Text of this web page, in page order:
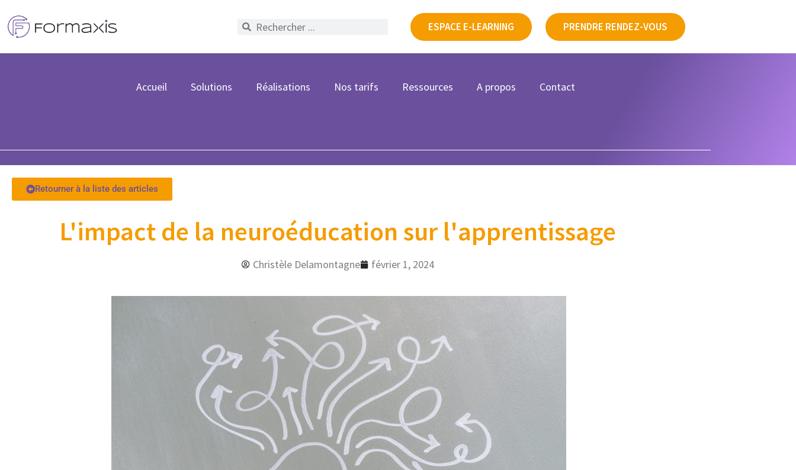
ESPACE E-LEARNING PRENDRE RENDEZ-VOUS
Accueil Solutions Réalisations Nos tarifs Ressources A propos Contact
Retourner à la liste des articles
L'impact de la neuroéducation sur l'apprentissage
Christèle Delamontagne février 1, 2024